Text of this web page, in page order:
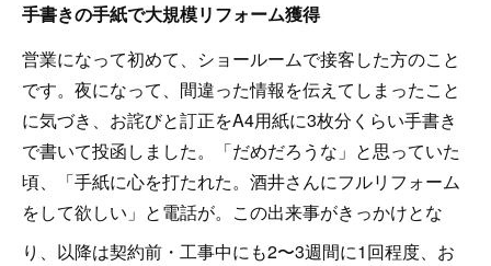
手書きの手紙で大規模リフォーム獲得
営業になって初めて、ショールームで接客した方のこと
です。夜になって、間違った情報を伝えてしまったこと
に気づき、お詫びと訂正をA4用紙に3枚分くらい手書き
で書いて投函しました。「だめだろうな」と思っていた
頃、「手紙に心を打たれた。酒井さんにフルリフォーム
をして欲しい」と電話が。この出来事がきっかけとな
り、以降は契約前・工事中にも2〜3週間に1回程度、お